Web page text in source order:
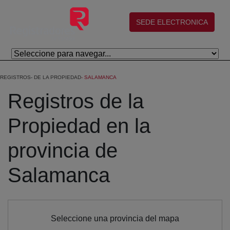
Skip to Main Content
(abre en nueva ventana)
SEDE ELECTRONICA
REGISTROS DE LA PROPIEDAD SALAMANCA
Registros de la
Propiedad en la
provincia de
Salamanca
Seleccione una provincia del mapa